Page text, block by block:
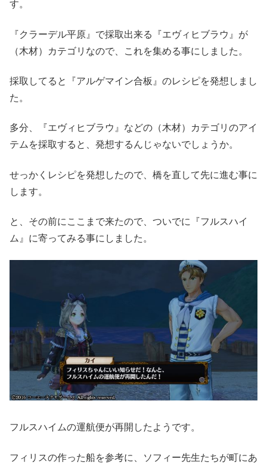
す。
『クラーデル平原』で採取出来る『エヴィヒブラウ』が
（木材）カテゴリなので、これを集める事にしました。
採取してると『アルゲマイン合板』のレシピを発想しまし
た。
多分、『エヴィヒブラウ』などの（木材）カテゴリのアイ
テムを採取すると、発想するんじゃないでしょうか。
せっかくレシピを発想したので、橋を直して先に進む事に
します。
と、その前にここまで来たので、ついでに『フルスハイ
ム』に寄ってみる事にしました。
フルスハイムの運航便が再開したようです。
フィリスの作った船を参考に、ソフィー先生たちが町にあ